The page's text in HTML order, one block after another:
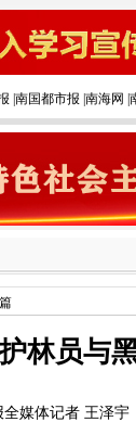
南国都市报 南海网
护林员与
媒体记者 王泽宇